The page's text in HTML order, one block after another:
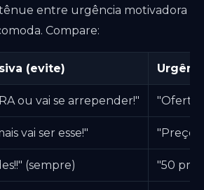
entre urgência motivadora
Compare:
(evite)
ou vai se arrepender!" "Oferta
vai ser esse!" "Preço
(sempre) "50